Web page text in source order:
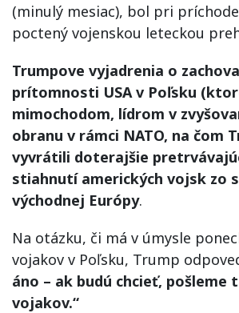
(minulý mesiac), bol pri
poctený vojenskou leteckou
Trumpove vyjadrenia o
prítomnosti USA v Poľsku
mimochodom, lídrom v
obranu v rámci NATO, na čom
vyvrátili doterajšie
stiahnutí amerických vojsk zo
východnej Európy.
Na otázku, či má v úmysle
vojakov v Poľsku, Trump
áno – ak budú chcieť, pošleme
vojakov.“